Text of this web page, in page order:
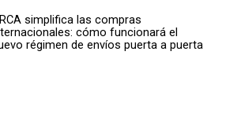
simplifica las compras
cómo funcionará el
régimen de envíos puerta a puerta